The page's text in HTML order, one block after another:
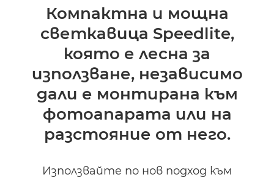
Преглед
Спецификации
Компактна и мощна
светкавица Speedlite,
която е лесна за
използване, независимо
дали е монтирана към
фотоапарата или на
разстояние от него.
Използвайте по нов подход към